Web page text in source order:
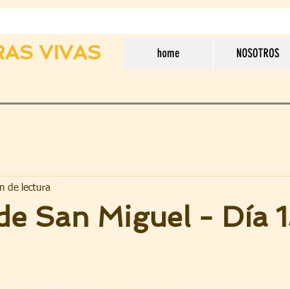
VIVAS home NOSOTROS
San Miguel - Día
de lectura